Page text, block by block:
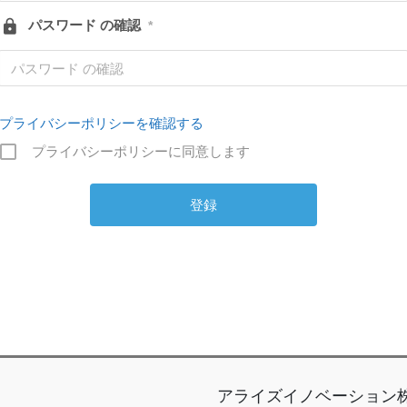
パスワード の確認 *
プライバシーポリシーを確認する
プライバシーポリシーに同意します
アライズイノベーション